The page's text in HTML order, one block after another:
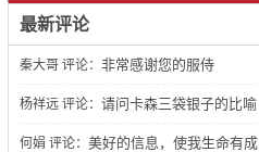
最新评论
秦大哥 评论： 非常感谢您的服侍
杨祥远 评论： 请问卡森三袋银子的比喻
文章怎么找不到？
何娟 评论： 美好的信息，使我生命有成